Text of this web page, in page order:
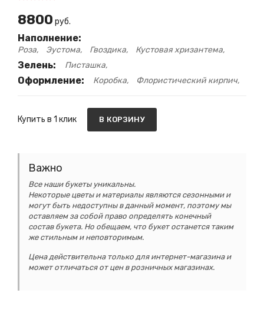
8800 руб.
Наполнение:
Роза Эустома Гвоздика Кустовая хризантема
Зелень: Писташка
Оформление: Коробка Флористический кирпич
Купить в 1 клик В КОРЗИНУ
Важно
Все наши букеты уникальны.
Некоторые цветы и материалы являются сезонными и
могут быть недоступны в данный момент, поэтому мы
оставляем за собой право определять конечный
состав букета. Но обещаем, что букет останется таким
же стильным и неповторимым.
Цена действительна только для интернет-магазина и
может отличаться от цен в розничных магазинах.